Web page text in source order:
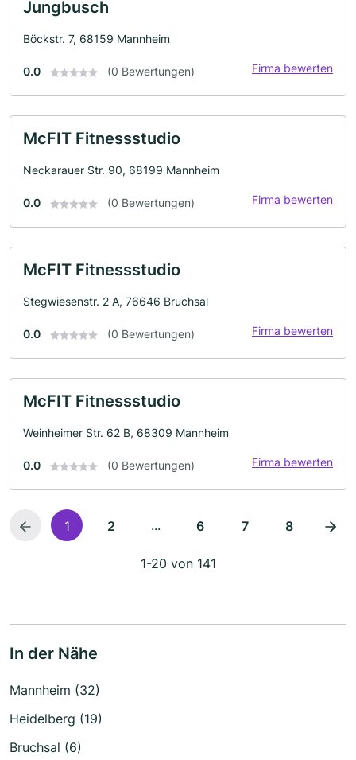
Jungbusch
Böckstr. 7, 68159 Mannheim
0.0 (0 Bewertungen) Firma bewerten
McFIT Fitnessstudio
Neckarauer Str. 90, 68199 Mannheim
0.0 (0 Bewertungen) Firma bewerten
McFIT Fitnessstudio
Stegwiesenstr. 2 A, 76646 Bruchsal
0.0 (0 Bewertungen) Firma bewerten
McFIT Fitnessstudio
Weinheimer Str. 62 B, 68309 Mannheim
0.0 (0 Bewertungen) Firma bewerten
1 2 ... 6 7 8
1-20 von 141
In der Nähe
Mannheim (32)
Heidelberg (19)
Bruchsal (6)